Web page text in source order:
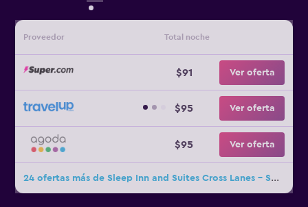
Proveedor Total noche
$91 Ver oferta
$95 Ver oferta
$95 Ver oferta
24 ofertas más de Sleep Inn and Suites Cross Lanes - South Charleston